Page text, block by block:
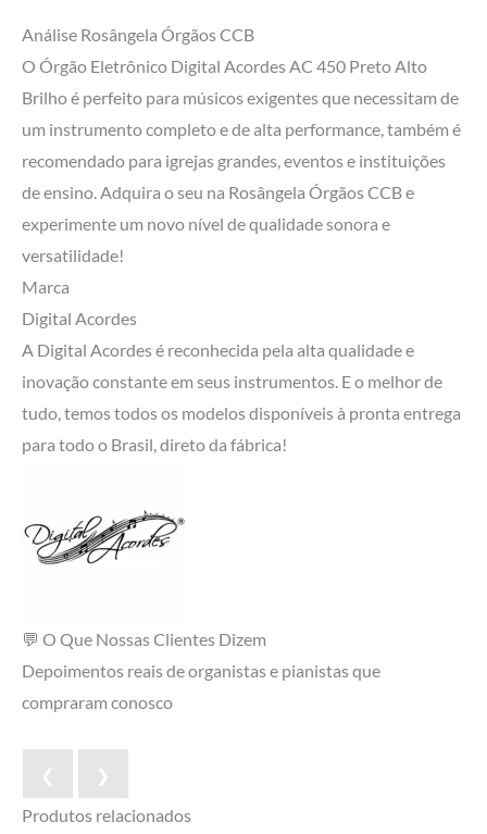
Análise Rosângela Órgãos CCB
O Órgão Eletrônico Digital Acordes AC 450 Preto Alto
Brilho é perfeito para músicos exigentes que necessitam de
um instrumento completo e de alta performance, também é
recomendado para igrejas grandes, eventos e instituições
de ensino. Adquira o seu na Rosângela Órgãos CCB e
experimente um novo nível de qualidade sonora e
versatilidade!
Marca
Digital Acordes
A Digital Acordes é reconhecida pela alta qualidade e
inovação constante em seus instrumentos. E o melhor de
tudo, temos todos os modelos disponíveis à pronta entrega
para todo o Brasil, direto da fábrica!
💬 O Que Nossas Clientes Dizem
Depoimentos reais de organistas e pianistas que
compraram conosco
❮
❯
Produtos relacionados